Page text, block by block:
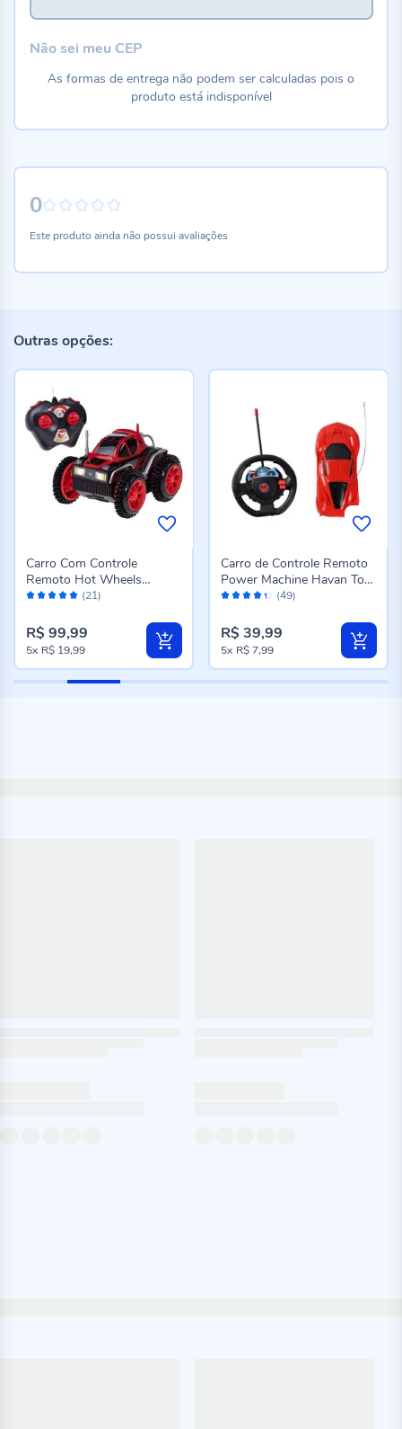
0
Este produto ainda não possui avaliações
Não sei meu CEP
As formas de entrega não podem ser calculadas pois o
produto está indisponível
Outras opções:
Avaliação: (21)
Carro Com Controle
Remoto Hot Wheels
Candide - Sortido
R$ 99,99
5x R$ 19,99
Avaliação: (49)
Carro de Controle Remoto
Power Machine Havan Toys
- Sortido
R$ 39,99
5x R$ 7,99